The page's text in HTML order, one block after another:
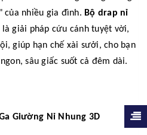
của nhiều gia đình. Bộ drap nỉ
giải pháp cứu cánh tuyệt vời,
giúp hạn chế xài sưởi, cho bạn
sâu giấc suốt cả đêm dài.
Giường Nỉ Nhung 3D